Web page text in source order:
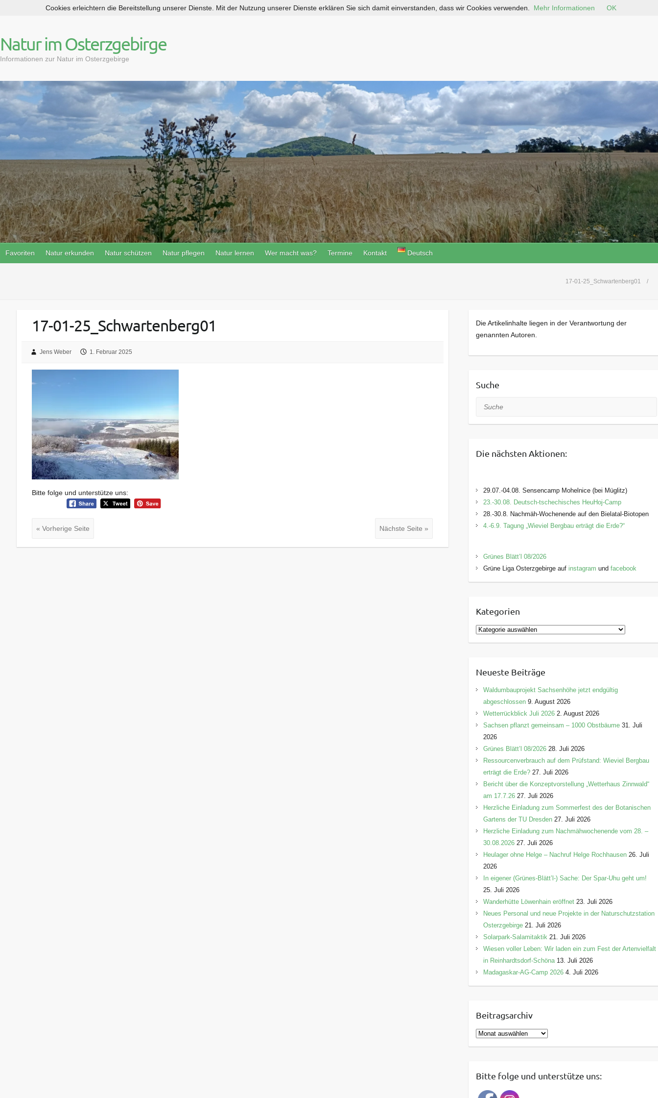
p
t
c
o
n
e
n
Natur im Osterzgebirge
Informationen zur Natur im Osterzgebirge
Favoriten Natur erkunden Natur schützen Natur pflegen Natur lernen Wer macht was? Termine Kontakt Deutsch
17-01-25_Schwartenberg01
17-01-25_Schwartenberg01
Jens Weber 1. Februar 2025
Bitte folge und unterstütze uns:
« Vorherige Seite Nächste Seite »
Die Artikelinhalte liegen in der Verantwortung der
genannten Autoren.
Suche
Suche
Die nächsten Aktionen:
29.07.-04.08. Sensencamp Mohelnice (bei Müglitz)
23.-30.08. Deutsch-tschechisches HeuHoj-Camp
28.-30.8. Nachmäh-Wochenende auf den Bielatal-Biotopen
4.-6.9. Tagung „Wieviel Bergbau erträgt die Erde?“
Grünes Blätt’l 08/2026
Grüne Liga Osterzgebirge auf instagram und facebook
Kategorien
K
a
g
o
i
e
Neueste Beiträge
Waldumbauprojekt Sachsenhöhe jetzt endgültig
abgeschlossen 9. August 2026
Wetterrückblick Juli 2026 2. August 2026
Sachsen pflanzt gemeinsam – 1000 Obstbäume 31. Juli
2026
Grünes Blätt’l 08/2026 28. Juli 2026
Ressourcenverbrauch auf dem Prüfstand: Wieviel Bergbau
erträgt die Erde? 27. Juli 2026
Bericht über die Konzeptvorstellung „Wetterhaus Zinnwald“
am 17.7.26 27. Juli 2026
Herzliche Einladung zum Sommerfest des der Botanischen
Gartens der TU Dresden 27. Juli 2026
Herzliche Einladung zum Nachmähwochenende vom 28. –
30.08.2026 27. Juli 2026
Heulager ohne Helge – Nachruf Helge Rochhausen 26. Juli
2026
In eigener (Grünes-Blätt’l-) Sache: Der Spar-Uhu geht um!
25. Juli 2026
Wanderhütte Löwenhain eröffnet 23. Juli 2026
Neues Personal und neue Projekte in der Naturschutzstation
Osterzgebirge 21. Juli 2026
Solarpark-Salamitaktik 21. Juli 2026
Wiesen voller Leben: Wir laden ein zum Fest der Artenvielfalt
in Reinhardtsdorf-Schöna 13. Juli 2026
Madagaskar-AG-Camp 2026 4. Juli 2026
Beitragsarchiv
B
e
rBitte folge und unterstütze uns:
Cookies erleichtern die Bereitstellung unserer Dienste. Mit der Nutzung unserer Dienste erklären Sie sich damit einverstanden, dass wir Cookies verwenden. Mehr Informationen OK